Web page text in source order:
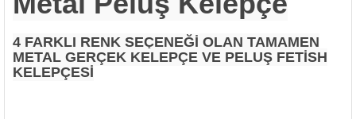
4 FARKLI RENK SEÇENEĞI OLAN TAMAMEN
METAL GERÇEK KELEPÇE VE PELUŞ FETISH
KELEPÇESI